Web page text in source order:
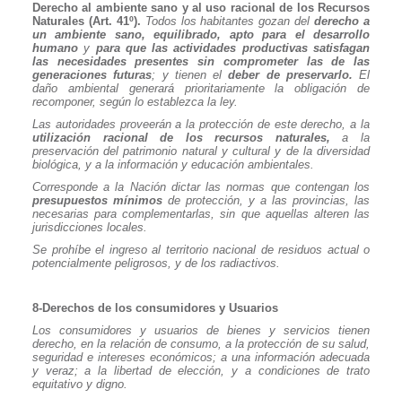
Derecho al ambiente sano y al uso racional de los Recursos
Naturales (Art. 41º). Todos los habitantes gozan delderecho a
un ambiente sano, equilibrado, apto para el desarrollo
humano y para que las actividades productivas satisfagan
las necesidades presentes sin comprometer las de las
generaciones futuras; y tienen eldeber de preservarlo. El
daño ambiental generará prioritariamente la obligación de
recomponer, según lo establezca la ley.
Las autoridades proveerán a la protección de este derecho, a la
utilización racional de los recursos naturales, a la
preservación del patrimonio natural y cultural y de la diversidad
biológica, y a la información y educación ambientales.
Corresponde a la Nación dictar las normas que contengan los
presupuestos mínimos de protección, y a las provincias, las
necesarias para complementarlas, sin que aquellas alteren las
jurisdicciones locales.
Se prohíbe el ingreso al territorio nacional de residuos actual o
potencialmente peligrosos, y de los radiactivos.
8-Derechos de los consumidores y Usuarios
Los consumidores y usuarios de bienes y servicios tienen
derecho, en la relación de consumo, a la protección de su salud,
seguridad e intereses económicos; a una información adecuada
y veraz; a la libertad de elección, y a condiciones de trato
equitativo y digno.